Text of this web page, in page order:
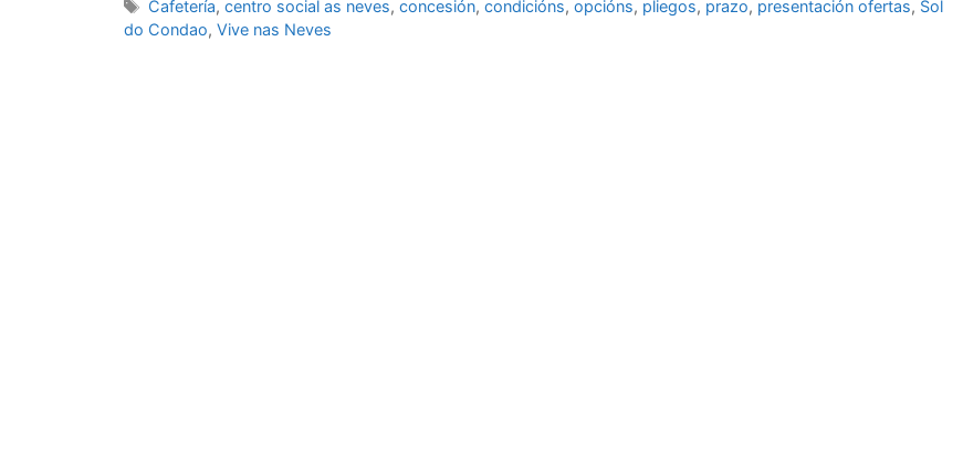
Cafetería, centro social as neves, concesión, condicións, opcións, pliegos, prazo, presentación ofertas, Sol
do Condao, Vive nas Neves